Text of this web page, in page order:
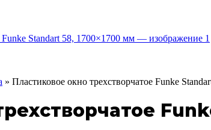
» Пластиковое окно трехстворчатое Funke